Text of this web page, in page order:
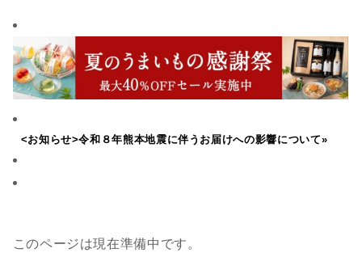
<お知らせ>令和８年熊本地震に伴うお届けへの影響について»
このページは現在準備中です。